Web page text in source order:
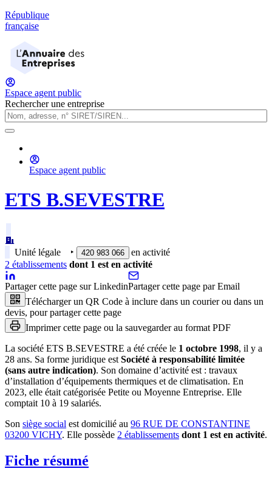
République
française
Espace agent public
Rechercher une entreprise
Espace agent public
ETS B.SEVESTRE
Unité légale ‣ 420 983 066
en activité
2 établissements dont 1 est en activité
Partager cette page sur LinkedinPartager cette page par Email
Télécharger un QR Code à inclure dans un courier ou dans un
devis, pour partager cette page
Imprimer cette page ou la sauvegarder au format PDF
La société ETS B.SEVESTRE a été créée le 1 octobre 1998, il y a
28 ans. Sa forme juridique est Société à responsabilité limitée
(sans autre indication). Son domaine d’activité est : travaux
d’installation d’équipements thermiques et de climatisation. En
2023, elle était catégorisée Petite ou Moyenne Entreprise. Elle
comptait 10 à 19 salariés.
Son siège social est domicilié au 96 RUE DE CONSTANTINE
03200 VICHY. Elle possède 2 établissements dont 1 est en activité.
Fiche résumé